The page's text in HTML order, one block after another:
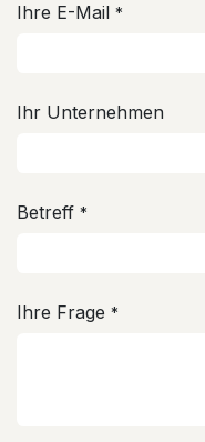
Ihre E-Mail *
Ihr Unternehmen
Betreff *
Ihre Frage *